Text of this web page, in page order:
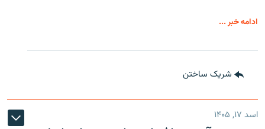
ادامه خبر ...
شریک ساختن
اسد ۱۷, ۱۴۰۵